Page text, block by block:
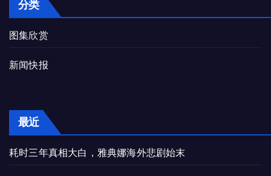
分类
图集欣赏
新闻快报
最近
耗时三年真相大白，雅典娜海外悲剧始末